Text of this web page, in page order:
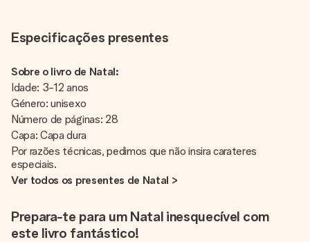
Especificações presentes
Sobre o livro de Natal:
Idade: 3-12 anos
Género: unisexo
Número de páginas: 28
Capa: Capa dura
Por razões técnicas, pedimos que não insira carateres
especiais.
Ver todos os presentes de Natal >
Prepara-te para um Natal inesquecível com
este livro fantástico!